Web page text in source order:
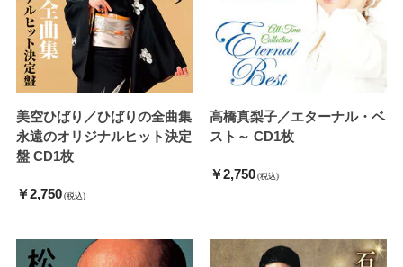
美空ひばり／ひばりの全曲集
永遠のオリジナルヒット決定
盤 CD1枚
￥2,750 (税込)
高橋真梨子／エターナル・ベ
スト～ CD1枚
￥2,750 (税込)